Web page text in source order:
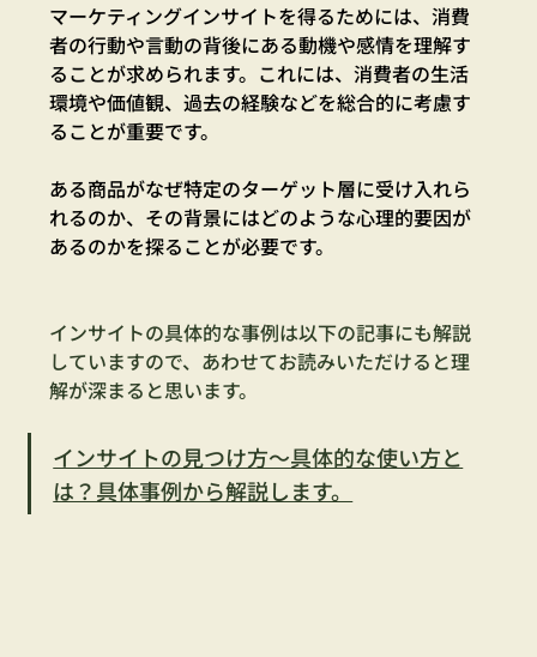
マーケティングインサイトを得るためには、消費
者の行動や言動の背後にある動機や感情を理解す
ることが求められます。これには、消費者の生活
環境や価値観、過去の経験などを総合的に考慮す
ることが重要です。
ある商品がなぜ特定のターゲット層に受け入れら
れるのか、その背景にはどのような心理的要因が
あるのかを探ることが必要です。
インサイトの具体的な事例は以下の記事にも解説
していますので、あわせてお読みいただけると理
解が深まると思います。
インサイトの見つけ方〜具体的な使い方と
は？具体事例から解説します。